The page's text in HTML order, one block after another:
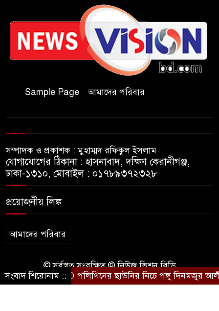
কাল মহেশখালী দিয়ে শুরু
প্রধানমন্ত্রীর চট্টগ্রাম সফর
হল দখল করে অছাত্র ও সন্ত্রাসীদের
অভয়ারণ্য করা যাবে না-শিবির
মেসির বাবা না ফেরার দেশে
Sample Page আমাদের পরিবার
সম্পাদক ও প্রকাশক : মুহাম্মদ রফিকুল ইসলাম
যোগাযোগের ঠিকানা : হাসনাবাদ, দক্ষিণ কেরানীগঞ্জ,
ঢাকা-১৩১০, মোবাইল : ০১৭৮৯৩৭২৩২৮
প্রয়োজনীয় লিঙ্ক
আমাদের পরিবার
© সর্বস্বত্ব সংরক্ষিত © নিউজ ভিশন বিডি
কারিগরি সহযোগিতায়ঃBD IT
সংবাদ শিরোনাম ::পলিথিনের ছাউনির নিচে পঙ্গু দিনমজুর আলী